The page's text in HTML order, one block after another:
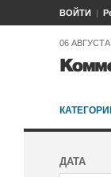
ВОЙТИ
06
ДАТА